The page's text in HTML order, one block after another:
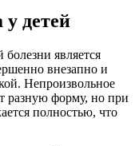
у детей
является
внезапно и
Непроизвольное
разную форму, но при
полностью, что